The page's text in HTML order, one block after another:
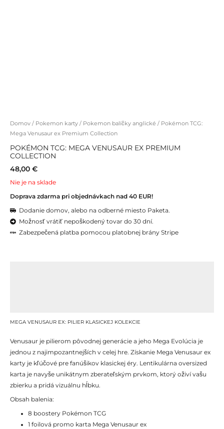
Domov / Pokemon karty / Pokemon balíčky anglické / Pokémon TCG:
Mega Venusaur ex Premium Collection
POKÉMON TCG: MEGA VENUSAUR EX PREMIUM
COLLECTION
48,00 €
Nie je na sklade
Doprava zdarma pri objednávkach nad 40 EUR!
Dodanie domov, alebo na odberné miesto Paketa.
Možnosť vrátiť nepoškodený tovar do 30 dní.
Zabezpečená platba pomocou platobnej brány Stripe
MEGA VENUSAUR EX: PILIER KLASICKEJ KOLEKCIE
Venusaur je pilierom pôvodnej generácie a jeho Mega Evolúcia je
jednou z najimpozantnejších v celej hre. Získanie Mega Venusaur ex
karty je kľúčové pre fanúšikov klasickej éry. Lentikulárna oversized
karta je navyše unikátnym zberateľským prvkom, ktorý oživí vašu
zbierku a pridá vizuálnu hĺbku.
Obsah balenia:
8 boostery Pokémon TCG
1 foilová promo karta Mega Venusaur ex